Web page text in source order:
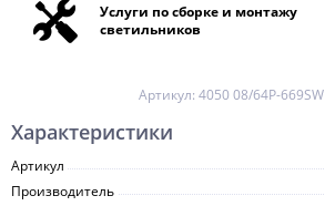
Услуги по сборке и монтажу
светильников
Артикул: 4050 08/64P-669SW
Характеристики
Артикул
Производитель